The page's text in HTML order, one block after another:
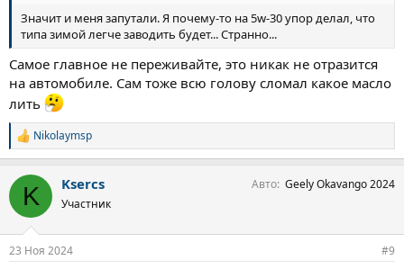
Значит и меня запутали. Я почему-то на 5w-30 упор делал, что
типа зимой легче заводить будет... Странно...
Самое главное не переживайте, это никак не отразится
на автомобиле. Сам тоже всю голову сломал какое масло
лить
С
и
п
т
:
Nikolaymsp
K Ksercs
Участник
Авто Geely Okavango 2024
23 Ноя 2024 #9